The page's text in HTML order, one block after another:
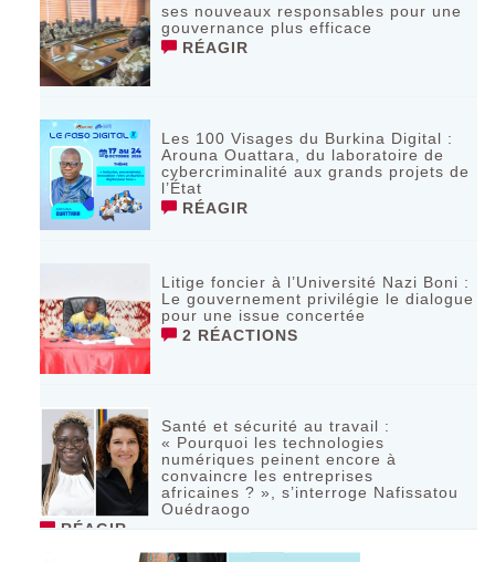
ses nouveaux responsables pour une
gouvernance plus efficace
RÉAGIR
Les 100 Visages du Burkina Digital :
Arouna Ouattara, du laboratoire de
cybercriminalité aux grands projets de
l’État
RÉAGIR
Litige foncier à l’Université Nazi Boni :
Le gouvernement privilégie le dialogue
pour une issue concertée
2 RÉACTIONS
Santé et sécurité au travail :
« Pourquoi les technologies
numériques peinent encore à
convaincre les entreprises
africaines ? », s’interroge Nafissatou
Ouédraogo
RÉAGIR